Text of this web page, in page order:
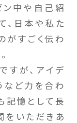
ン中や自己紹
、日本や私た
がすごく伝わ
が、アイデ
など力を合わ
記憶として長
をいただきあ